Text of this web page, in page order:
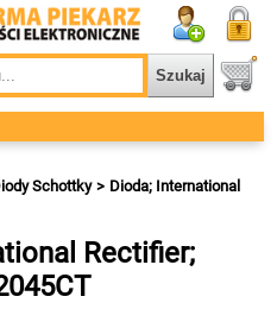
Schottky
Dioda; International
Rectifier;